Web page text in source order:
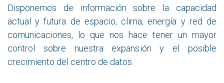
Disponemos de información sobre la capacidad
actual y futura de espacio, clima, energía y red de
comunicaciones, lo que nos hace tener un mayor
control sobre nuestra expansión y el posible
crecimiento del centro de datos.